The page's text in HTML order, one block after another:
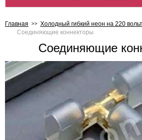
Главная
Холодный гибкий неон на 220
Соединяющие коннекторы
Соединяющие